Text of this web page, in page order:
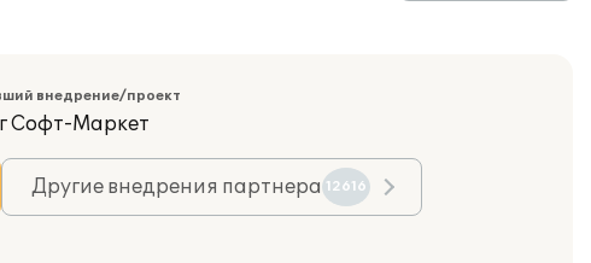
внедрение/проект
Софт-Маркет
Другие внедрения партнера 12616